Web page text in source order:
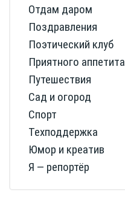
Отдам даром
Поздравления
Поэтический клуб
Приятного аппетита
Путешествия
Сад и огород
Спорт
Техподдержка
Юмор и креатив
Я — репортёр